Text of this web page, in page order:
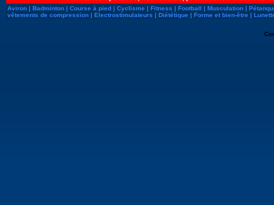
Aviron | Badminton | Course à pied | Cyclisme | Fitness | Football | Musculation |
vêtements de compression | Electrostimulateurs | Diététique | Forme et bien-être |